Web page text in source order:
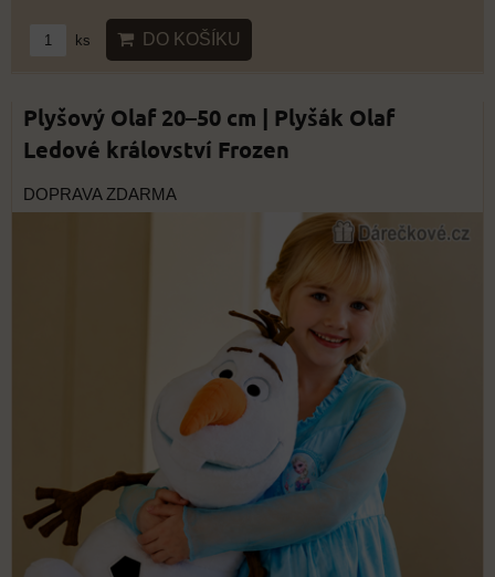
ks DO KOŠÍKU
Plyšový Olaf 20–50 cm | Plyšák Olaf
Ledové království Frozen
DOPRAVA ZDARMA